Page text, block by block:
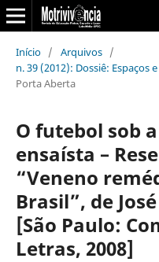
Início / Arquivos /
n. 39 (2012): Dossiê: Espaços
Porta Aberta
O futebol sob
ensaísta –
“Veneno
Brasil”, de
[São Paulo:
Letras, 2008]